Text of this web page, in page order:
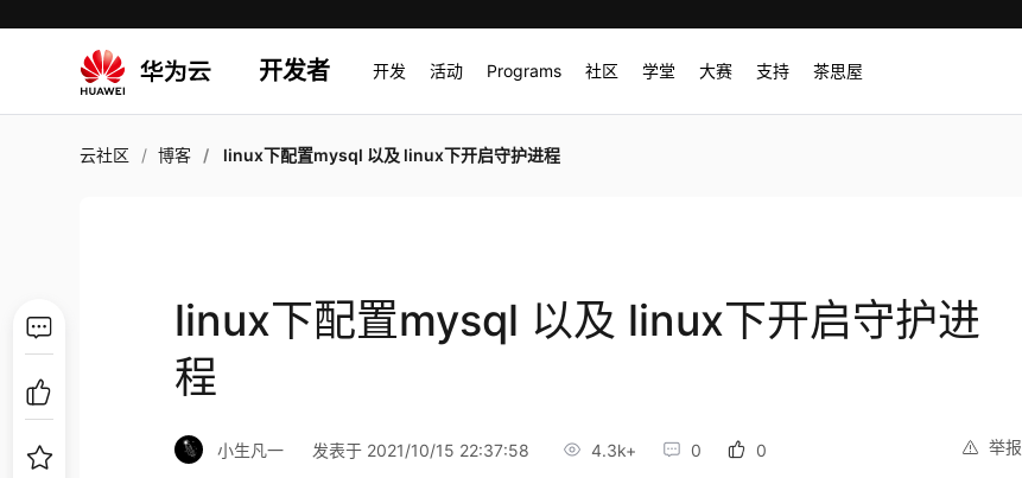
开发者 开发 活动 Programs 社区 学堂 大赛 支持 茶思屋
云社区 博客 linux下配置mysql 以及 linux下开启守护进程
linux下配置mysql 以及 linux下开启守护进
程
举报
小生凡一 发表于 2021/10/15 22:37:58 4.3k+ 0 0